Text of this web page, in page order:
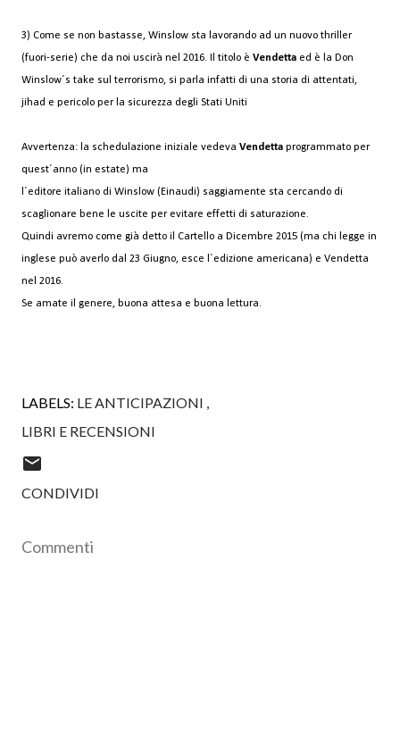
3) Come se non bastasse, Winslow sta lavorando ad un nuovo thriller
(fuori-serie) che da noi uscirà nel 2016. Il titolo è Vendetta ed è la Don
Winslow´s take sul terrorismo, si parla infatti di una storia di attentati,
jihad e pericolo per la sicurezza degli Stati Uniti
Avvertenza: la schedulazione iniziale vedeva Vendetta programmato per
quest´anno (in estate) ma
l´editore italiano di Winslow (Einaudi) saggiamente sta cercando di
scaglionare bene le uscite per evitare effetti di saturazione.
Quindi avremo come già detto il Cartello a Dicembre 2015 (ma chi legge in
inglese può averlo dal 23 Giugno, esce l´edizione americana) e Vendetta
nel 2016.
Se amate il genere, buona attesa e buona lettura.
LABELS: LE ANTICIPAZIONI
LIBRI E RECENSIONI
CONDIVIDI
Commenti